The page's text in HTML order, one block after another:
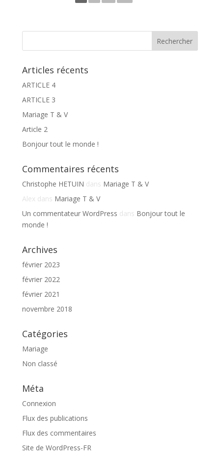
Articles récents
ARTICLE 4
ARTICLE 3
Mariage T & V
Article 2
Bonjour tout le monde !
Commentaires récents
Christophe HETUIN dans Mariage T & V
Alex dans Mariage T & V
Un commentateur WordPress dans Bonjour tout le
monde !
Archives
février 2023
février 2022
février 2021
novembre 2018
Catégories
Mariage
Non classé
Méta
Connexion
Flux des publications
Flux des commentaires
Site de WordPress-FR